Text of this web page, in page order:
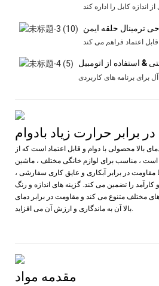
ترمینال حلقه ایمن
& استفاده از اتومبیل
برابر حرارت زیاد بادوام
بالا محصولی با دوام و قابل اعتماد است که از
، مناسب برای لوازم خانگی مختلف ، ماشین
مقاومت در برابر آبکاری و عایق کاری سفارشی ،
کارآمد را تضمین می کند. گزینه های اندازه و رنگ
مختلف متنوع می کند و مقاومت در برابر دمای
بالا آن به ماندگاری و ارزش آن می افزاید.
مقدمه مواد